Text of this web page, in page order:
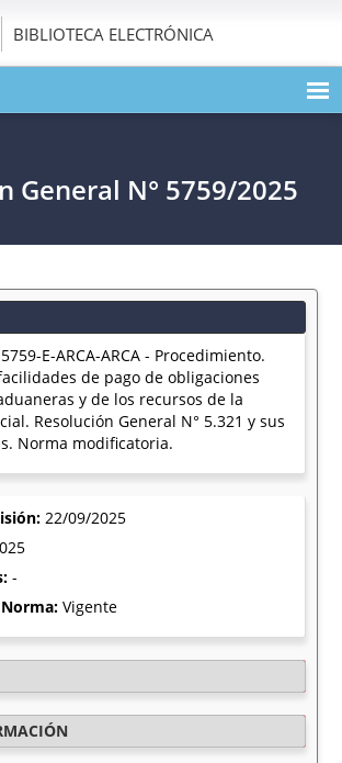
BIBLIOTECA ELECTRÓNICA
EL CONTENIDO DE LA PUBLICACIÓN
General N° 5759/2025
E-ARCA-ARCA - Procedimiento.
de pago de obligaciones
y de los recursos de la
Resolución General N° 5.321 y sus
Norma modificatoria.
22/09/2025
-
Norma:Vigente